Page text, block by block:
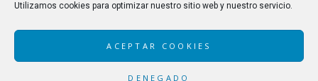
Utilizamos cookies para optimizar nuestro sitio web y nuestro servicio.
ACEPTAR COOKIES
DENEGADO